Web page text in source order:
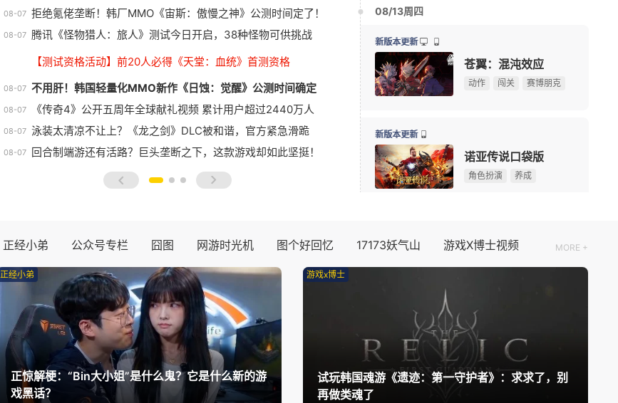
08-07 拒绝氪佬垄断！韩厂MMO《宙斯：傲慢之神》公测时间定了！
08-07 腾讯《怪物猎人：旅人》测试今日开启，38种怪物可供挑战
【测试资格活动】前20人必得《天堂：血统》首测资格
08-07 不用肝！韩国轻量化MMO新作《日蚀：觉醒》公测时间确定
08-07 《传奇4》公开五周年全球献礼视频 累计用户超过2440万人
08-07 泳装太清凉不让上？《龙之剑》DLC被和谐，官方紧急滑跪
08-07 回合制端游还有活路？巨头垄断之下，这款游戏却如此坚挺！
《三角洲行动》夏季赛即将开赛，换新赛制后会更好
绅士日报：冷门国产舰娘游戏新皮纯欲攻势，御姐萝
【测试资格活动】前20人必得《天堂：血统》首测资格
《刺客信条》功勋总监回归育碧，执掌系列新项目
Krafto新作出征科隆展，《绝地求生》衍生FPS全球首
限定手办直接送！上海全新动漫献血屋8月7日开启抽
10大坐骑免费送！《魔兽世界》国服21周年庆典明日
08/13周四
新版本更新
苍翼：混沌效应
动作 闯关 赛博朋克
新版本更新
诺亚传说口袋版
角色扮演 养成
新版本更新
仙山小农
08/15周六
新版本更新
QQ炫舞2
正经小弟 公众号专栏 囧图 网游时光机 图个好回忆 17173妖气山 游戏X博士视频 MORE +
正经小弟
正惊解梗：“Bin大小姐”是什么鬼？它是什么新的游
戏黑话？
游戏x博士
试玩韩国魂游《遗迹：第一守护者》：求求了，别
再做类魂了